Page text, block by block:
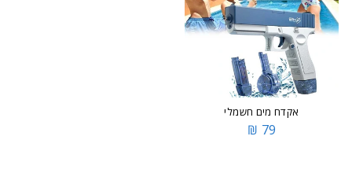
אקדח מים חשמלי
79 ₪